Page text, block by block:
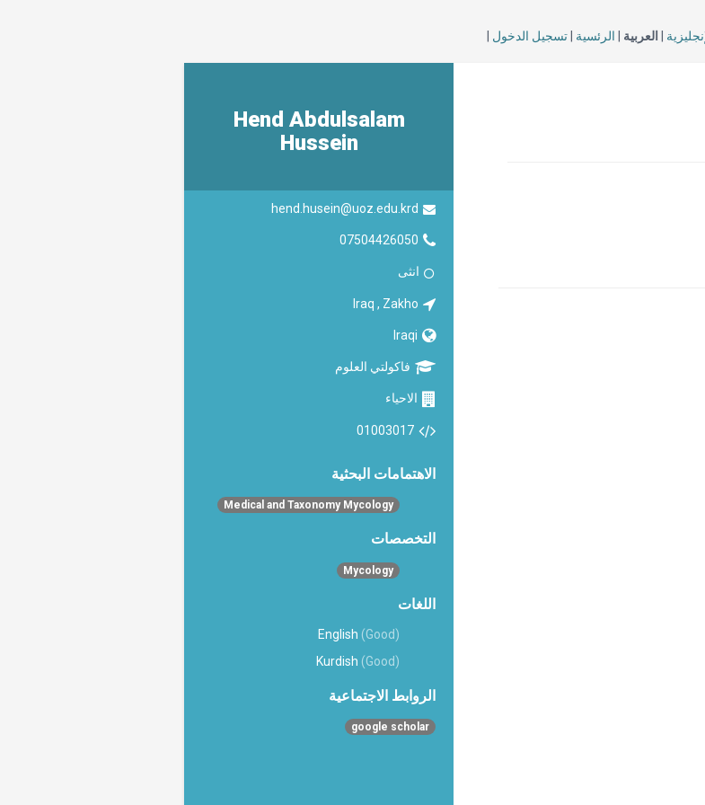
العربية الرئسية تسجيل الدخول
Hend Abdulsalam
Hussein
hend.husein@uoz.edu.krd
07504426050
انثى
Iraq , Zakho
Iraqi
فاکولتي العلوم
الاحياء
01003017
الاهتمامات البحثية
Medical and Taxonomy Mycology
التخصصات
Mycology
اللغات
English (Good)
Kurdish (Good)
الروابط الاجتماعية
google scholar